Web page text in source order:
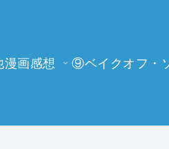
漫画感想